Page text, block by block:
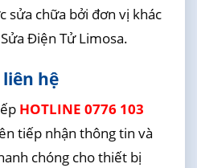
sửa chữa bởi đơn vị khác
Điện Tử Limosa.
hệ
HOTLINE 0776 103
tiếp nhận thông tin và
chóng cho thiết bị